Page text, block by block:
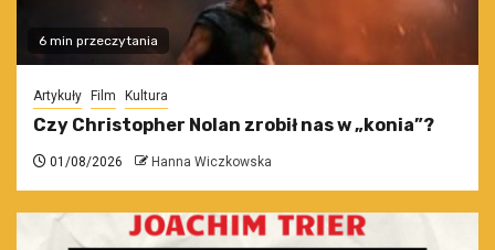
6 min przeczytania
Artykuły Film Kultura
Czy Christopher Nolan zrobił nas w „konia”?
01/08/2026 Hanna Wiczkowska